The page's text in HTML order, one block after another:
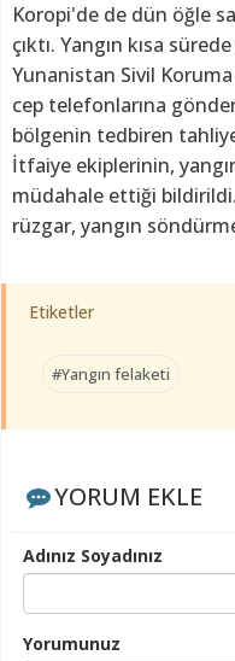
Koropi'de de dün öğle
çıktı. Yangın kısa
Yunanistan Sivil Koruma
cep telefonlarına
bölgenin tedbiren
İtfaiye ekiplerinin,
müdahale ettiği
rüzgar, yangın
Etiketler
#Yangın felaketi
YORUM EKLE
Adınız Soyadınız
Yorumunuz